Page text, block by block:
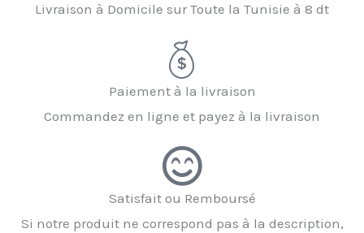
Livraison à Domicile sur Toute la Tunisie à 8 dt
Paiement à la livraison
Commandez en ligne et payez à la livraison
Satisfait ou Remboursé
Si notre produit ne correspond pas à la description,